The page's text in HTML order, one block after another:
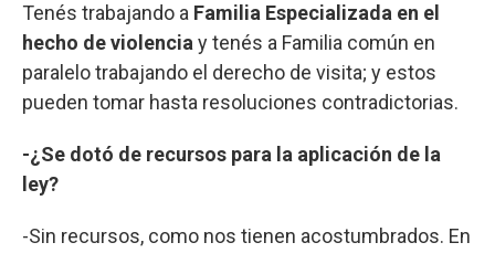
Tenés trabajando a Familia Especializada en el
hecho de violencia y tenés a Familia común en
paralelo trabajando el derecho de visita; y estos
pueden tomar hasta resoluciones contradictorias.
-¿Se dotó de recursos para la aplicación de la
ley?
-Sin recursos, como nos tienen acostumbrados. En